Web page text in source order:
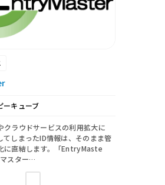
ーキューブ
クラウドサービスの利用拡大に
てしまったID情報は、そのまま管
に直結します。「EntryMaste
スター…